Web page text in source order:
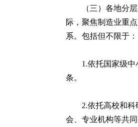
（三）各地分
际，聚焦制造业重
系。包括但不限于：
1.依托国家级
条。
2.依托高校和
会、专业机构等共